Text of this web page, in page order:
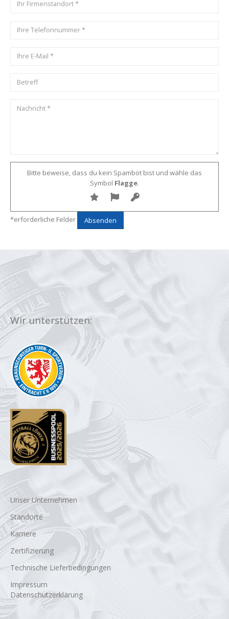
Bitte beweise, dass du kein Spambot bist und wähle das
Symbol Flagge.
*erforderliche Felder
Wir unterstützen:
Unser Unternehmen
Standorte
Karriere
Zertifizierung
Technische Lieferbedingungen
Impressum
Datenschutzerklärung